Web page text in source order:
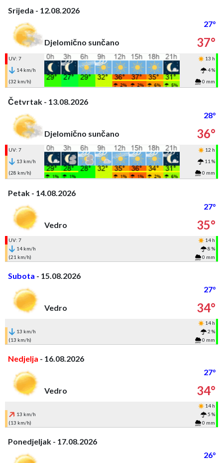
Srijeda - 12.08.2026
27°
Djelomično sunčano
37°
UV: 7
13 h
14 km/h
4 %
(32 km/h)
0 mm
Četvrtak - 13.08.2026
28°
Djelomično sunčano
36°
UV: 7
12 h
13 km/h
11 %
(28 km/h)
0 mm
Petak - 14.08.2026
27°
Vedro
35°
UV: 7
14 h
14 km/h
8 %
(21 km/h)
0 mm
Subota - 15.08.2026
27°
Vedro
34°
14 h
13 km/h
2 %
(13 km/h)
0 mm
Nedjelja - 16.08.2026
27°
Vedro
34°
14 h
13 km/h
5 %
(13 km/h)
0 mm
Ponedjeljak - 17.08.2026
26°